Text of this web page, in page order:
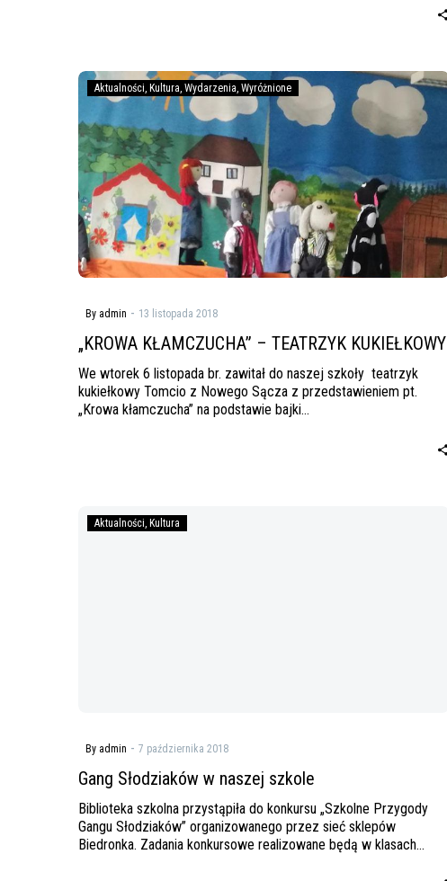
„KROWA
KŁAMCZUCHA”
–
TEATRZYK
KUKIEŁKOWY
Aktualności Kultura Wydarzenia Wyróżnione
By admin - 13 listopada 2018
„KROWA KŁAMCZUCHA” – TEATRZYK KUKIEŁKOWY
We wtorek 6 listopada br. zawitał do naszej szkoły teatrzyk
kukiełkowy Tomcio z Nowego Sącza z przedstawieniem pt.
„Krowa kłamczucha” na podstawie bajki…
Aktualności Kultura
By admin - 7 października 2018
Gang Słodziaków w naszej szkole
Biblioteka szkolna przystąpiła do konkursu „Szkolne Przygody
Gangu Słodziaków” organizowanego przez sieć sklepów
Biedronka. Zadania konkursowe realizowane będą w klasach…